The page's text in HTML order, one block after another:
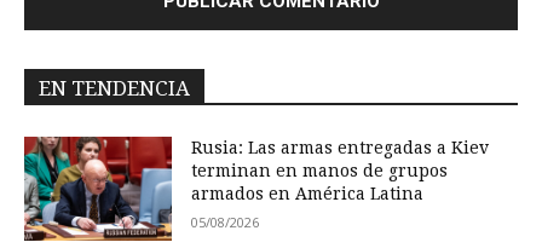
EN TENDENCIA
Rusia: Las armas entregadas a Kiev
terminan en manos de grupos
armados en América Latina
05/08/2026